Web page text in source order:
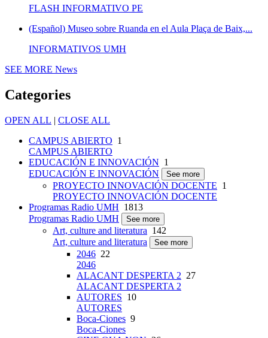
FLASH INFORMATIVO PE
(Español) Museo sobre Ruanda en el Aula Plaça de Baix,...
INFORMATIVOS UMH
SEE MORE News
Categories
OPEN ALL | CLOSE ALL
CAMPUS ABIERTO 1
CAMPUS ABIERTO
EDUCACIÓN E INNOVACIÓN 1
EDUCACIÓN E INNOVACIÓN
See more
PROYECTO INNOVACIÓN DOCENTE 1
PROYECTO INNOVACIÓN DOCENTE
Programas Radio UMH 1813
Programas Radio UMH
See more
Art, culture and literatura 142
Art, culture and literatura
See more
2046 22
2046
ALACANT DESPERTA 2 27
ALACANT DESPERTA 2
AUTORES 10
AUTORES
Boca-Ciones 9
Boca-Ciones